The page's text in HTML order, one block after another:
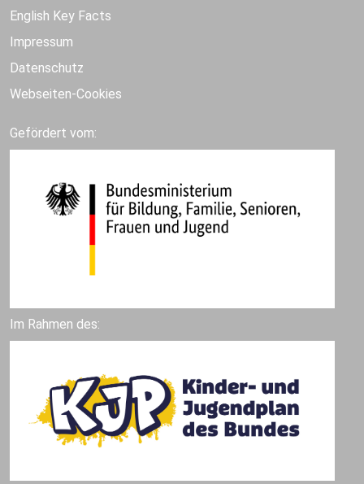
English Key Facts
Impressum
Datenschutz
Webseiten-Cookies
Gefördert vom:
Im Rahmen des: